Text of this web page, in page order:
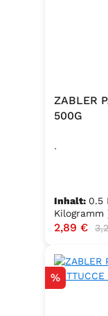
ZABLER
500G
.
Inhalt: 0.5
Kilogramm
2,89 €
Rabatt
%